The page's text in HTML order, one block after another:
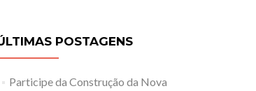
POSTAGENS
Participe da Construção da Nova